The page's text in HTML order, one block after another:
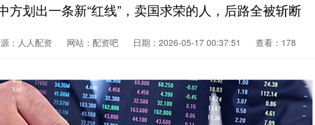
方划出一条新“红线”，卖国求荣的人，后路全被斩断
：人人配资 网站：配资吧 日期：2026-05-17 00:37:51 查看：178